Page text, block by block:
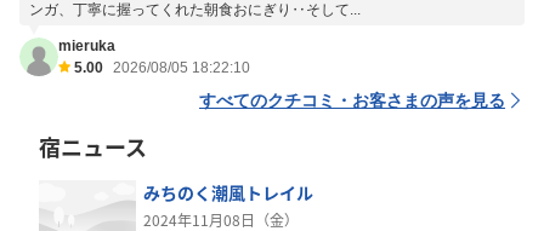
ンガ、丁寧に握ってくれた朝食おにぎり‥そして...
mieruka
5.00 2026/08/05 18:22:10
すべてのクチコミ・お客さまの声を見る
宿ニュース
みちのく潮風トレイル
2024年11月08日（金）